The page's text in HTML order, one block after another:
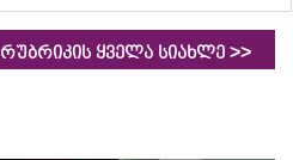
რუბრიკის ყველა სიახლე >>